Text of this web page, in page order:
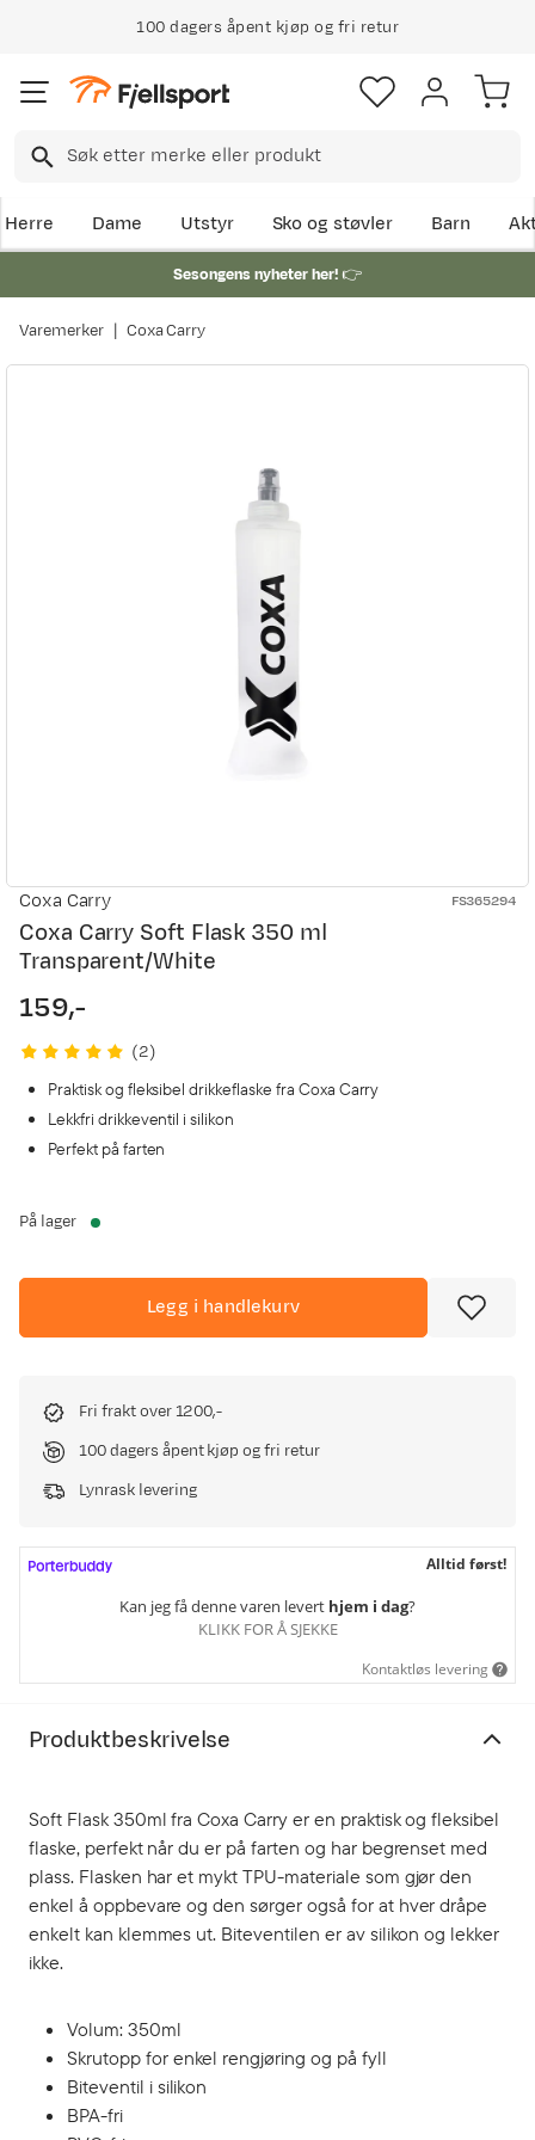
100 dagers åpent kjøp og fri retur
Herre Dame Utstyr Sko og støvler Barn
Sesongens nyheter her!👉
Varemerker Coxa Carry
Coxa Carry FS365294
Coxa Carry Soft Flask 350 ml
Transparent/White
price
159,-
(2)
Praktisk og fleksibel drikkeflaske fra Coxa Carry
Lekkfri drikkeventil i silikon
Perfekt på farten
På lager
Legg i handlekurv
Fri frakt over 1200,-
100 dagers åpent kjøp og fri retur
Lynrask levering
Alltid først!
Kan jeg få denne varen levert hjem i dag?
KLIKK FOR Å SJEKKE
Kontaktløs levering
Produktbeskrivelse
Soft Flask 350ml fra Coxa Carry er en praktisk og fleksibel
flaske, perfekt når du er på farten og har begrenset med
plass. Flasken har et mykt TPU-materiale som gjør den
enkel å oppbevare og den sørger også for at hver dråpe
enkelt kan klemmes ut. Biteventilen er av silikon og lekker
ikke.
Volum: 350ml
Skrutopp for enkel rengjøring og på fyll
Biteventil i silikon
BPA-fri